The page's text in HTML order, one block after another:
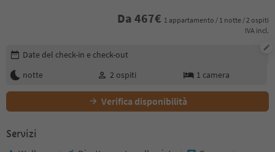
Da 467€ 1 appartamento / 1 notte / 2 ospiti
IVA incl.
Modifica i dettagli della prenotazione
Date del check-in e check-out
notte
2 ospiti 1 camera
Verifica disponibilità
Servizi